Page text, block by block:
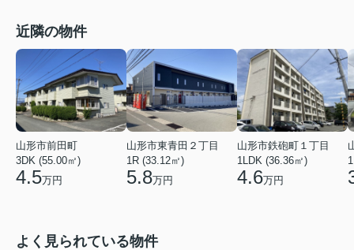
近隣の物件
山形市前田町
3DK (55.00㎡)
4.5万円
山形市東青田２丁目
1R (33.12㎡)
5.8万円
山形市鉄砲町１丁目
1LDK (36.36㎡)
4.6万円
よく見られている物件